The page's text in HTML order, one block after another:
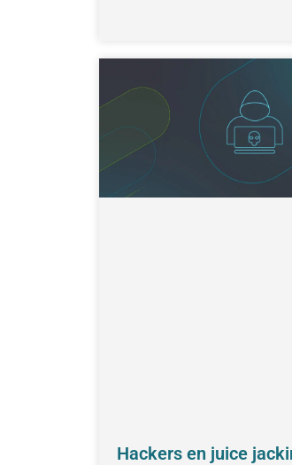
Hackers en juice